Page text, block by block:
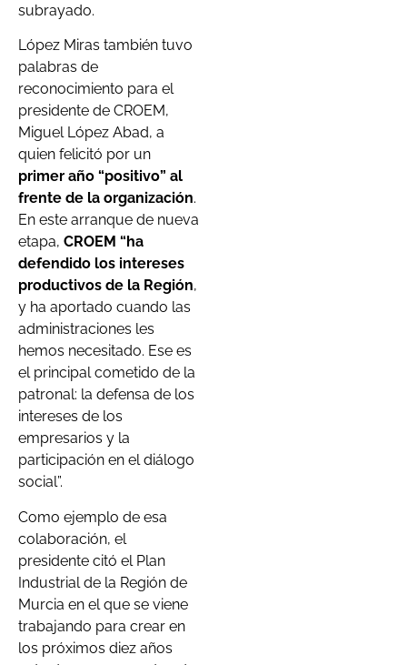
subrayado.
López Miras también tuvo
palabras de
reconocimiento para el
presidente de CROEM,
Miguel López Abad, a
quien felicitó por un
primer año “positivo” al
frente de la organización.
En este arranque de nueva
etapa, CROEM “ha
defendido los intereses
productivos de la Región,
y ha aportado cuando las
administraciones les
hemos necesitado. Ese es
el principal cometido de la
patronal: la defensa de los
intereses de los
empresarios y la
participación en el diálogo
social”.
Como ejemplo de esa
colaboración, el
presidente citó el Plan
Industrial de la Región de
Murcia en el que se viene
trabajando para crear en
los próximos diez años